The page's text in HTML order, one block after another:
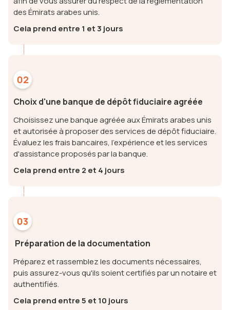
des Émirats arabes unis.
Cela prend entre 1 et 3 jours
02
Choix d'une banque de dépôt fiduciaire agréée
Choisissez une banque agréée aux Émirats arabes unis
et autorisée à proposer des services de dépôt fiduciaire.
Évaluez les frais bancaires, l'expérience et les services
d'assistance proposés par la banque.
Cela prend entre 2 et 4 jours
03
Préparation de la documentation
Préparez et rassemblez les documents nécessaires,
puis assurez-vous qu'ils soient certifiés par un notaire et
authentifiés.
Cela prend entre 5 et 10 jours